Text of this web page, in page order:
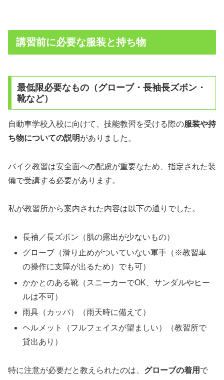
講習前に必要な服装と持ち物
最低限必要なもの（グローブ・長袖長ズボン・
靴など）
自動車学校入校に向けて、技能教習を受ける際の服装や持
ち物についての説明がありました。
バイク教習は安全面への配慮が重要なため、指定された装
備で受講する必要があります。
私が教習所から案内された内容は以下の通りでした。
長袖／長ズボン（肌の露出が少ないもの）
グローブ（滑り止めがついていない軍手（※教習車
の操作に支障が出るため）でも可）
かかとのある靴（スニーカーでOK、サンダルやヒー
ルは不可）
雨具（カッパ）（雨天時に備えて）
ヘルメット（フルフェイスが望ましい）（教習所で
貸出あり）
特に注意が必要だと教えられたのは、 グローブの着用 で